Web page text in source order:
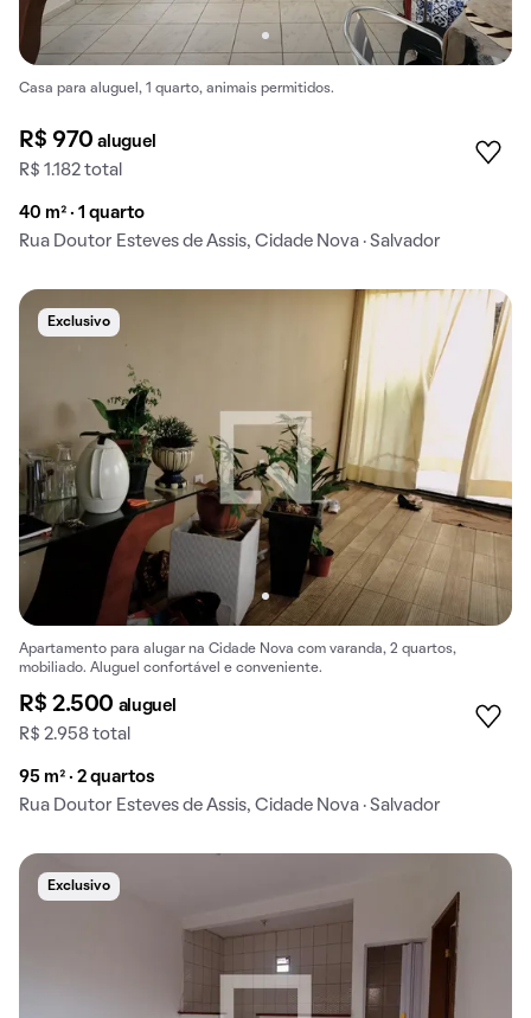
Casa para aluguel, 1 quarto, animais permitidos.
R$ 970aluguel
R$ 1.182 total
40 m² · 1 quarto
Rua Doutor Esteves de Assis, Cidade Nova · Salvador
Exclusivo
Apartamento para alugar na Cidade Nova com varanda, 2 quartos,
mobiliado. Aluguel confortável e conveniente.
R$ 2.500 aluguel
R$ 2.958 total
95 m² · 2 quartos
Rua Doutor Esteves de Assis, Cidade Nova · Salvador
Exclusivo